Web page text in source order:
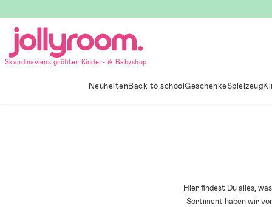
till
innehållet
Skandinaviens größter Kinder- & Babyshop
NeuheitenBack to schoolGeschenkeSpielzeug
Hier findest Du alles,
Sortiment haben wir